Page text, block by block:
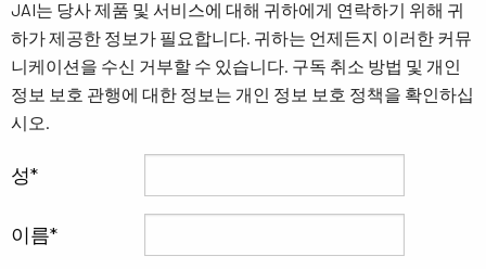
JAI는 당사 제품 및 서비스에 대해 귀하에게 연락하기 위해 귀
하가 제공한 정보가 필요합니다. 귀하는 언제든지 이러한 커뮤
니케이션을 수신 거부할 수 있습니다. 구독 취소 방법 및 개인
정보 보호 관행에 대한 정보는 개인 정보 보호 정책을 확인하십
시오.
성
이름